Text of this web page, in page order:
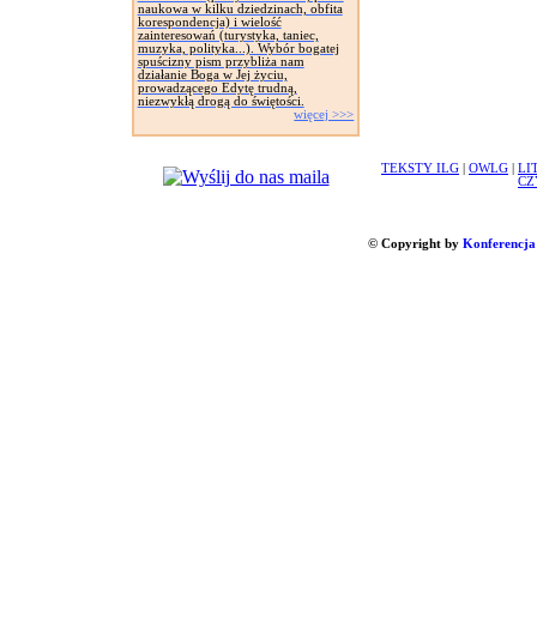
naukowa w kilku dziedzinach, obfita
korespondencja) i wielość
zainteresowań (turystyka, taniec,
muzyka, polityka...). Wybór bogatej
spuścizny pism przybliża nam
działanie Boga w Jej życiu,
prowadzącego Edytę trudną,
niezwykłą drogą do świętości.
więcej >>>
TEKSTY ILG OWLG
© Copyright by Konferencja